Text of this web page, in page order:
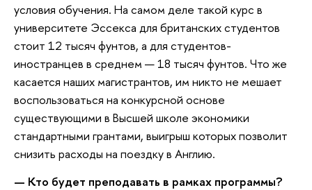
условия обучения. На самом деле такой курс в
университете Эссекса для британских студентов
стоит 12 тысяч фунтов, а для студентов-
иностранцев в среднем — 18 тысяч фунтов. Что же
касается наших магистрантов, им никто не мешает
воспользоваться на конкурсной основе
существующими в Высшей школе экономики
стандартными грантами, выигрыш которых позволит
снизить расходы на поездку в Англию.
— Кто будет преподавать в рамках программы?